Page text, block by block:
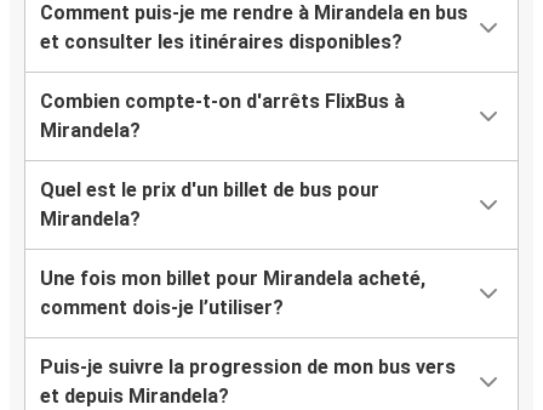
Comment puis-je me rendre à Mirandela en bus
et consulter les itinéraires disponibles?
Combien compte-t-on d'arrêts FlixBus à
Mirandela?
Quel est le prix d'un billet de bus pour
Mirandela?
Une fois mon billet pour Mirandela acheté,
comment dois-je l’utiliser?
Puis-je suivre la progression de mon bus vers
et depuis Mirandela?